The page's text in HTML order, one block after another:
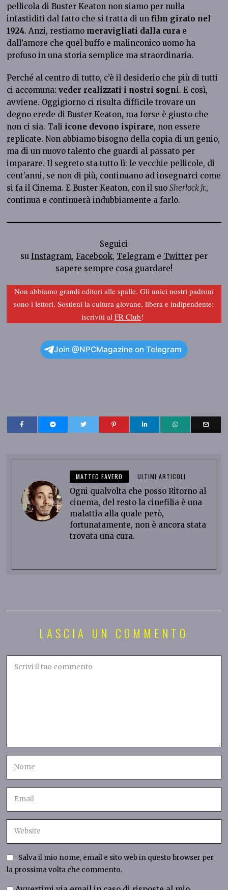
pellicola di Buster Keaton non siamo per nulla
infastiditi dal fatto che si tratta di unfilm girato nel
1924. Anzi, restiamo meravigliati dalla cura e
dall’amore che quel buffo e malinconico uomo ha
profuso in una storia semplice ma straordinaria.
Perché al centro di tutto, c’è il desiderio che più di tutti
ci accomuna:veder realizzati i nostri sogni. E così,
avviene. Oggigiorno ci risulta difficile trovare un
degno erede di Buster Keaton, ma forse è giusto che
non ci sia. Tali icone devono ispirare, non essere
replicate. Non abbiamo bisogno della copia di un genio,
ma di un nuovo talento che guardi al passato per
imparare. Il segreto sta tutto lì: le vecchie pellicole, di
cent’anni, se non di più, continuano ad insegnarci come
si fa il Cinema. E Buster Keaton, con il suoSherlock Jr.,
continua e continuerà indubbiamente a farlo.
Seguici
su Instagram, Facebook, Telegrame Twitterper
sapere sempre cosa guardare!
Non abbiamo grandi editori alle spalle. Gli unici nostri padroni
sono i lettori. Sostieni la cultura giovane, libera e indipendente:
iscriviti alFR Club!
Join @NPCMagazine on Telegram
MATTEO FAVERO ULTIMI ARTICOLI
Ogni qualvolta che posso Ritorno al
cinema, del resto la cinefilia è una
malattia alla quale però,
fortunatamente, non è ancora stata
trovata una cura.
LASCIA UN COMMENTO
Salva il mio nome, email e sito web in questo browser per
la prossima volta che commento.